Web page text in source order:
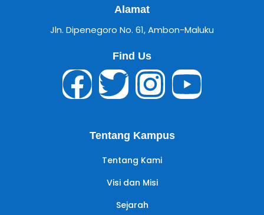
Alamat
Jln. Dipenegoro No. 61, Ambon-Maluku
Find Us
Tentang Kampus
Tentang Kami
Visi dan Misi
Sejarah